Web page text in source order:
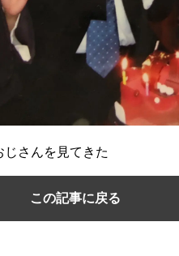
さんを見てきた
この記事に戻る